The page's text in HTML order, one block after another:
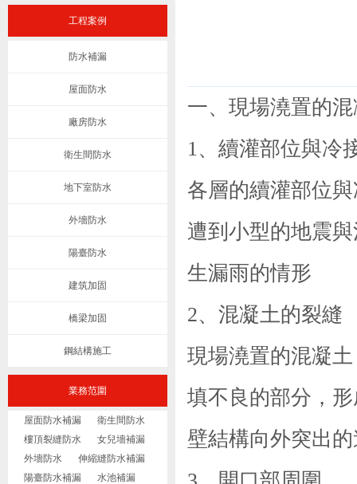
工程案例
防水補漏
屋面防水
廠房防水
衛生間防水
地下室防水
外墻防水
陽臺防水
建筑加固
橋梁加固
鋼結構施工
業務范圍
屋面防水補漏
衛生間防水
樓頂裂縫防水
女兒墻補漏
外墻防水
伸縮縫防水補漏
陽臺防水補漏
水池補漏
一、現場澆置的
1、續灌部位與冷
各層的續灌部位
遭到小型的地震
生漏雨的情形
2、混凝土的裂縫
現場澆置的混凝
填不良的部分，
壁結構向外突出